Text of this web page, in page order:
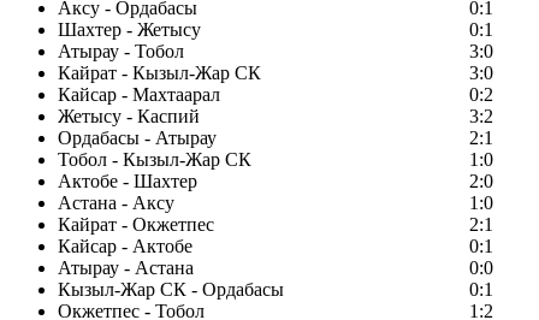
Аксу - Ордабасы
0:1
Шахтер - Жетысу
0:1
Атырау - Тобол
3:0
Кайрат - Кызыл-Жар СК
3:0
Кайсар - Махтаарал
0:2
Жетысу - Каспий
3:2
Ордабасы - Атырау
2:1
Тобол - Кызыл-Жар СК
1:0
Актобе - Шахтер
2:0
Астана - Аксу
1:0
Кайрат - Окжетпес
2:1
Кайсар - Актобе
0:1
Атырау - Астана
0:0
Кызыл-Жар СК - Ордабасы
0:1
Окжетпес - Тобол
1:2